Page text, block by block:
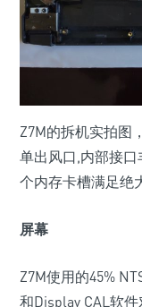
Z7M的拆机实拍图
单出风口,内部接口
个内存卡槽满足绝
屏幕
Z7M使用的45%
和Display CAL软